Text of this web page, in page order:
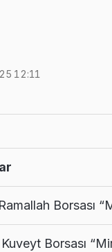
12:11
Borsası
Borsası